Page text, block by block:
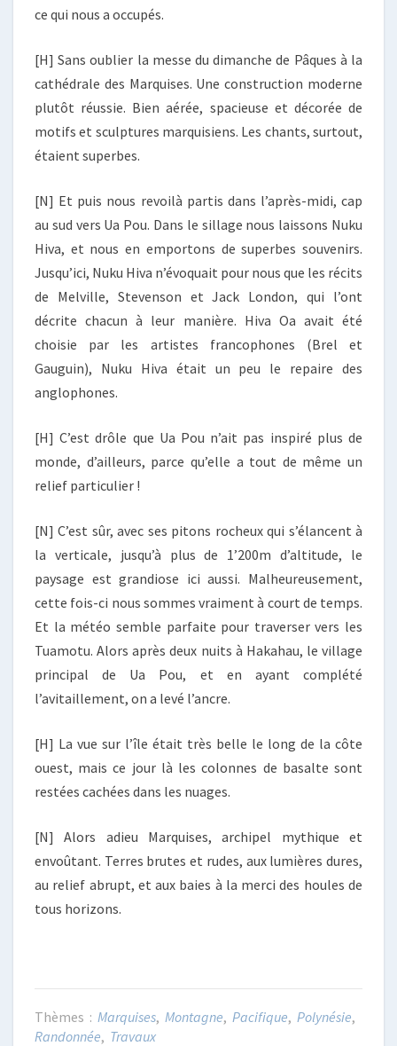
ce qui nous a occupés.
[H] Sans oublier la messe du dimanche de Pâques à la
cathédrale des Marquises. Une construction moderne
plutôt réussie. Bien aérée, spacieuse et décorée de
motifs et sculptures marquisiens. Les chants, surtout,
étaient superbes.
[N] Et puis nous revoilà partis dans l’après-midi, cap
au sud vers Ua Pou. Dans le sillage nous laissons Nuku
Hiva, et nous en emportons de superbes souvenirs.
Jusqu’ici, Nuku Hiva n’évoquait pour nous que les récits
de Melville, Stevenson et Jack London, qui l’ont
décrite chacun à leur manière. Hiva Oa avait été
choisie par les artistes francophones (Brel et
Gauguin), Nuku Hiva était un peu le repaire des
anglophones.
[H] C’est drôle que Ua Pou n’ait pas inspiré plus de
monde, d’ailleurs, parce qu’elle a tout de même un
relief particulier !
[N] C’est sûr, avec ses pitons rocheux qui s’élancent à
la verticale, jusqu’à plus de 1’200m d’altitude, le
paysage est grandiose ici aussi. Malheureusement,
cette fois-ci nous sommes vraiment à court de temps.
Et la météo semble parfaite pour traverser vers les
Tuamotu. Alors après deux nuits à Hakahau, le village
principal de Ua Pou, et en ayant complété
l’avitaillement, on a levé l’ancre.
[H] La vue sur l’île était très belle le long de la côte
ouest, mais ce jour là les colonnes de basalte sont
restées cachées dans les nuages.
[N] Alors adieu Marquises, archipel mythique et
envoûtant. Terres brutes et rudes, aux lumières dures,
au relief abrupt, et aux baies à la merci des houles de
tous horizons.
Marquises, Montagne, Pacifique, Polynésie,
Randonnée, Travaux